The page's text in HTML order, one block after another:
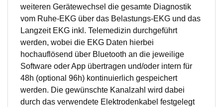
weiteren Gerätewechsel die gesamte Diagnostik
vom Ruhe-EKG über das Belastungs-EKG und das
Langzeit EKG inkl. Telemedizin durchgeführt
werden, wobei die EKG Daten hierbei
hochauflösend über Bluetooth an die jeweilige
Software oder App übertragen und/oder intern für
48h (optional 96h) kontinuierlich gespeichert
werden. Die gewünschte Kanalzahl wird dabei
durch das verwendete Elektrodenkabel festgelegt